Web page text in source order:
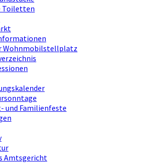
Toiletten
Wohnmobilstellplatz
und Familienfeste
Amtsgericht